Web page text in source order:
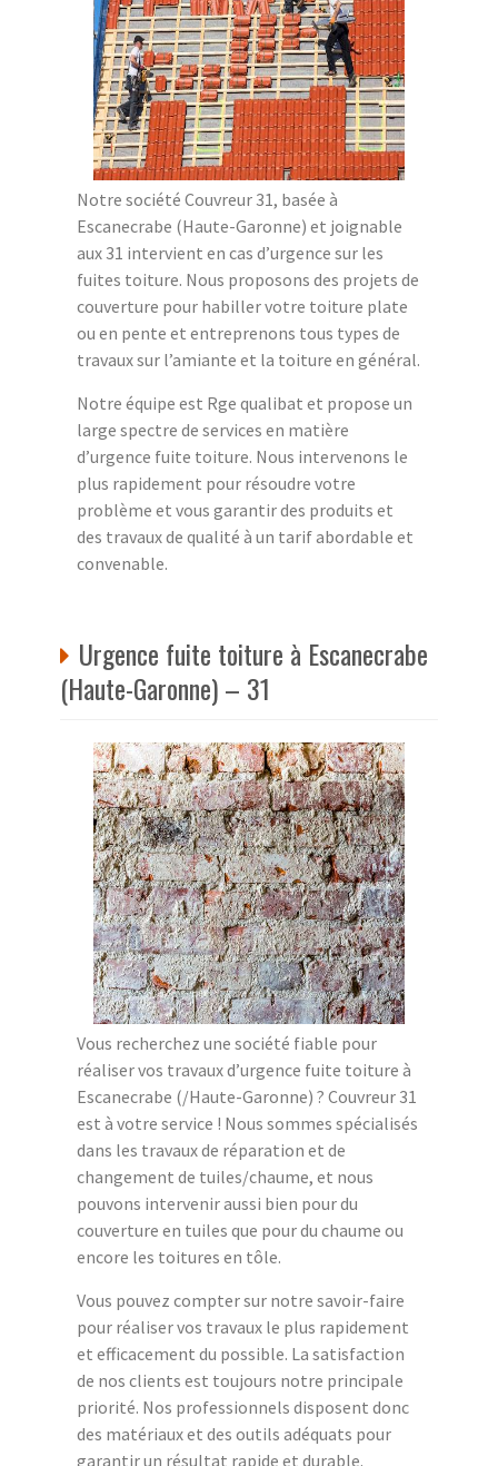
Notre société Couvreur 31, basée à
Escanecrabe (Haute-Garonne) et joignable
aux 31 intervient en cas d’urgence sur les
fuites toiture. Nous proposons des projets de
couverture pour habiller votre toiture plate
ou en pente et entreprenons tous types de
travaux sur l’amiante et la toiture en général.
Notre équipe est Rge qualibat et propose un
large spectre de services en matière
d’urgence fuite toiture. Nous intervenons le
plus rapidement pour résoudre votre
problème et vous garantir des produits et
des travaux de qualité à un tarif abordable et
convenable.
Urgence fuite toiture à Escanecrabe
(Haute-Garonne) – 31
Vous recherchez une société fiable pour
réaliser vos travaux d’urgence fuite toiture à
Escanecrabe (/Haute-Garonne) ? Couvreur 31
est à votre service ! Nous sommes spécialisés
dans les travaux de réparation et de
changement de tuiles/chaume, et nous
pouvons intervenir aussi bien pour du
couverture en tuiles que pour du chaume ou
encore les toitures en tôle.
Vous pouvez compter sur notre savoir-faire
pour réaliser vos travaux le plus rapidement
et efficacement du possible. La satisfaction
de nos clients est toujours notre principale
priorité. Nos professionnels disposent donc
des matériaux et des outils adéquats pour
garantir un résultat rapide et durable.